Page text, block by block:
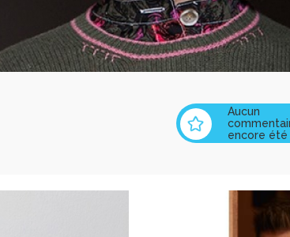
Aucun
encore été